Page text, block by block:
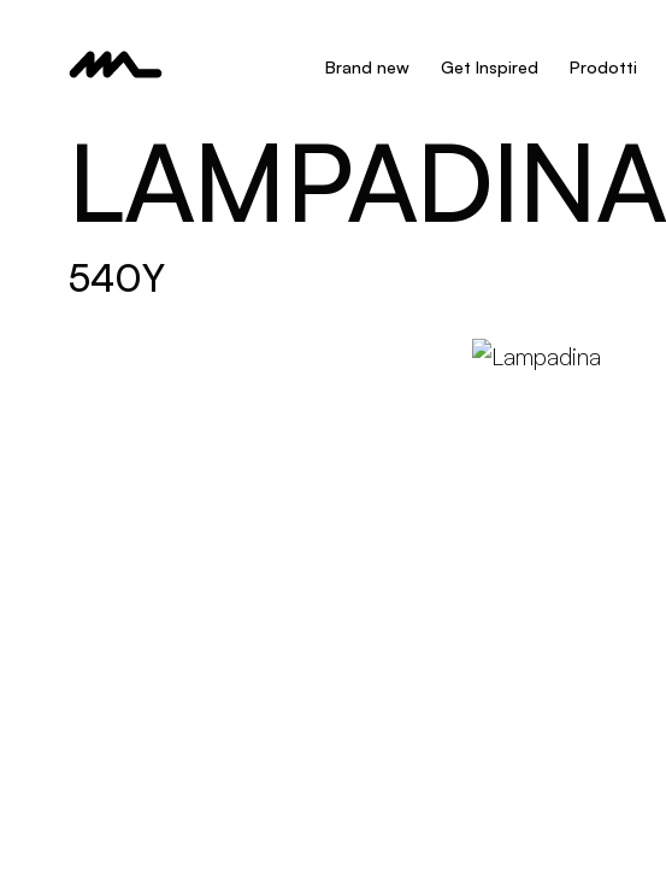
Brand new Get Inspired Prodotti
LAMPADINA
540Y